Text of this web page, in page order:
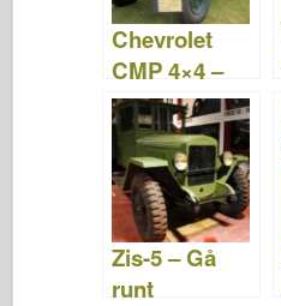
Chevrolet
CMP 4×4 –
Gå runt
Zis-5 – Gå
runt